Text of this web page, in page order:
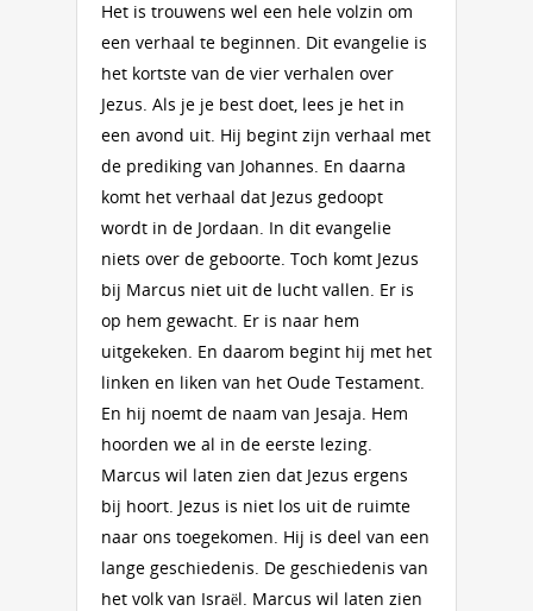
Het is trouwens wel een hele volzin om
een verhaal te beginnen. Dit evangelie is
het kortste van de vier verhalen over
Jezus. Als je je best doet, lees je het in
een avond uit. Hij begint zijn verhaal met
de prediking van Johannes. En daarna
komt het verhaal dat Jezus gedoopt
wordt in de Jordaan. In dit evangelie
niets over de geboorte. Toch komt Jezus
bij Marcus niet uit de lucht vallen. Er is
op hem gewacht. Er is naar hem
uitgekeken. En daarom begint hij met het
linken en liken van het Oude Testament.
En hij noemt de naam van Jesaja. Hem
hoorden we al in de eerste lezing.
Marcus wil laten zien dat Jezus ergens
bij hoort. Jezus is niet los uit de ruimte
naar ons toegekomen. Hij is deel van een
lange geschiedenis. De geschiedenis van
het volk van Israël. Marcus wil laten zien